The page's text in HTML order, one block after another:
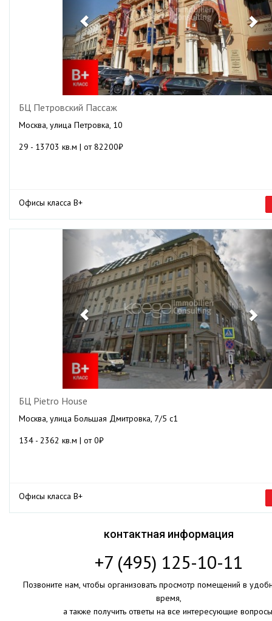
БЦ Петровский Пассаж
Москва, улица Петровка, 10
29 - 13703 кв.м | от 82200₽
Офисы класса B+
Previous
БЦ Pietro House
Москва, улица Большая Дмитровка, 7/5 с1
134 - 2362 кв.м | от 0₽
Офисы класса B+
контактная информация
+7 (495) 125-10-11
Позвоните нам, чтобы организовать просмотр помещений в
время,
а также получить ответы на все интересующие